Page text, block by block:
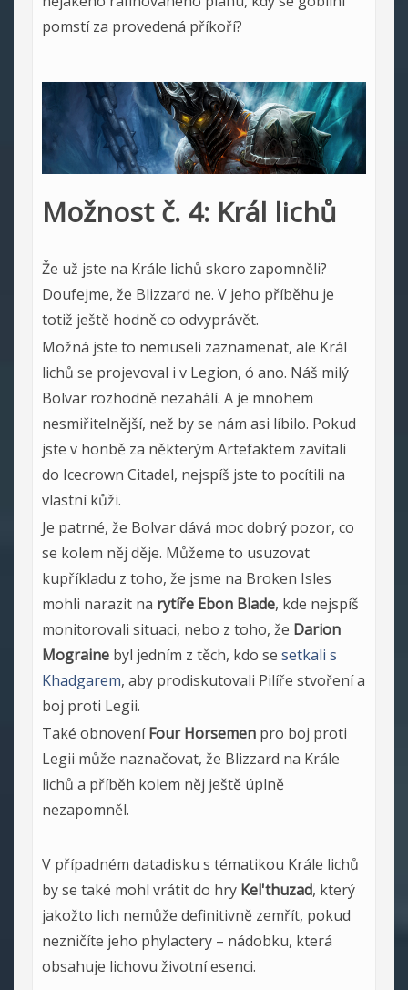
pomstí za provedená příkoří?
Možnost č. 4: Král lichů
Že už jste na Krále lichů skoro zapomněli?
Doufejme, že Blizzard ne. V jeho příběhu je
totiž ještě hodně co odvyprávět.
Možná jste to nemuseli zaznamenat, ale Král
lichů se projevoval i v Legion, ó ano. Náš milý
Bolvar rozhodně nezahálí. A je mnohem
nesmiřitelnější, než by se nám asi líbilo. Pokud
jste v honbě za některým Artefaktem zavítali
do Icecrown Citadel, nejspíš jste to pocítili na
vlastní kůži.
Je patrné, že Bolvar dává moc dobrý pozor, co
se kolem něj děje. Můžeme to usuzovat
kupříkladu z toho, že jsme na Broken Isles
mohli narazit na rytíře Ebon Blade, kde nejspíš
monitorovali situaci, nebo z toho, že Darion
Mograine byl jedním z těch, kdo se setkali s
Khadgarem, aby prodiskutovali Pilíře stvoření a
boj proti Legii.
Také obnoveníFour Horsemen pro boj proti
Legii může naznačovat, že Blizzard na Krále
lichů a příběh kolem něj ještě úplně
nezapomněl.
V případném datadisku s tématikou Krále lichů
by se také mohl vrátit do hry Kel'thuzad, který
jakožto lich nemůže definitivně zemřít, pokud
nezničíte jeho phylactery – nádobku, která
obsahuje lichovu životní esenci.